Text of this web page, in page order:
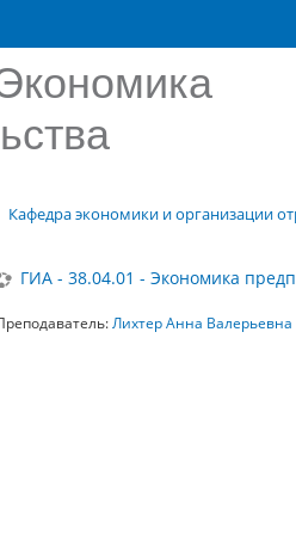
Кафедра экономики и организации
ГИА - 38.04.01 - Экономика
Лихтер Анна Валерьевна